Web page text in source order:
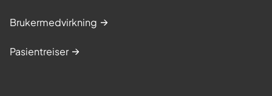
Brukermedvirkning
Pasientreiser